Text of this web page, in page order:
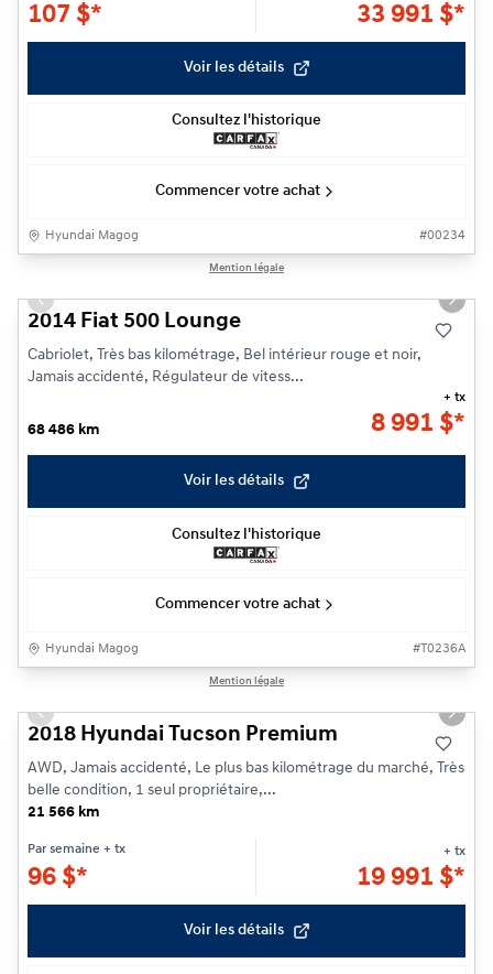
107 $* 33 991 $*
Voir les détails
Consultez l'historique
Commencer votre achat
Hyundai Magog #00234
Mention légale
Previous slide Next
2014 Fiat 500 Lounge
Cabriolet, Très bas kilométrage, Bel intérieur rouge et noir,
Jamais accidenté, Régulateur de vitess...
68 486 km 8 991 $*
+ tx
Voir les détails
Consultez l'historique
Commencer votre achat
Hyundai Magog # T0236A
Mention légale
Previous slide Next
2018 Hyundai Tucson Premium
AWD, Jamais accidenté, Le plus bas kilométrage du marché, Très
belle condition, 1 seul propriétaire,...
21 566 km
Par semaine + tx
96 $*
+ tx
19 991 $*
Voir les détails